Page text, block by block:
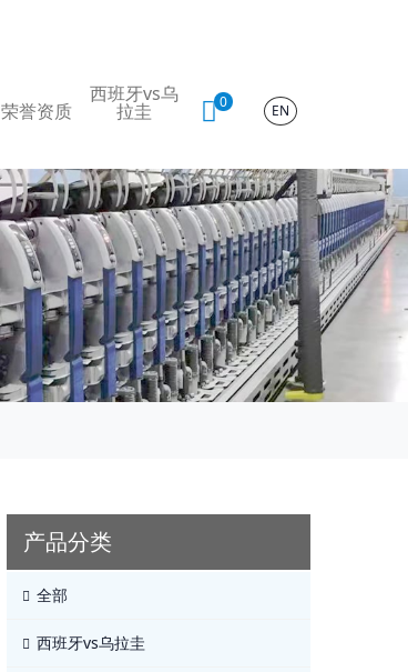
荣誉资质
西班牙vs乌
拉圭 0 EN
产品分类
全部
西班牙vs乌拉圭